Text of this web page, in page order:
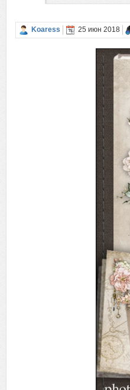
Koaress 25 июн 2018